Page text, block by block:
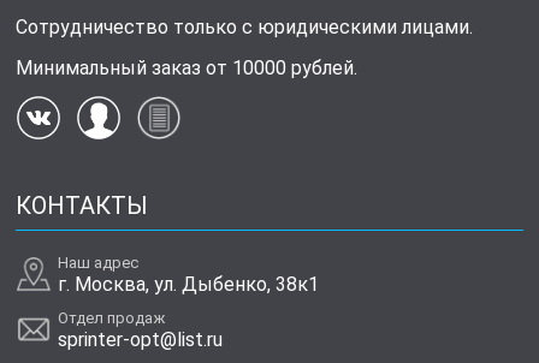
Сотрудничество только с юридическими лицами.
Минимальный заказ от 10000 рублей.
КОНТАКТЫ
Наш адрес
г. Москва, ул. Дыбенко, 38к1
Отдел продаж
sprinter-opt@list.ru